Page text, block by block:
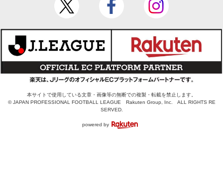
本サイトで使用している文章・画像等の無断での複製・転載を禁止します。
© JAPAN PROFESSIONAL FOOTBALL LEAGUE Rakuten Group, Inc. ALL RIGHTS RE
SERVED.
powered by